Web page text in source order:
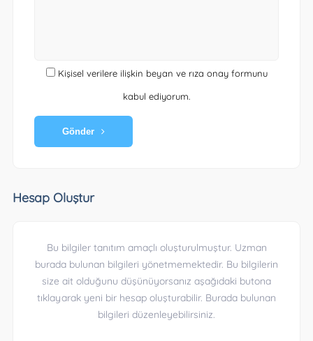
Kişisel verilere ilişkin beyan ve rıza onay formunu
kabul ediyorum.
Gönder
Hesap Oluştur
Bu bilgiler tanıtım amaçlı oluşturulmuştur. Uzman
burada bulunan bilgileri yönetmemektedir. Bu bilgilerin
size ait olduğunu düşünüyorsanız aşağıdaki butona
tıklayarak yeni bir hesap oluşturabilir. Burada bulunan
bilgileri düzenleyebilirsiniz.